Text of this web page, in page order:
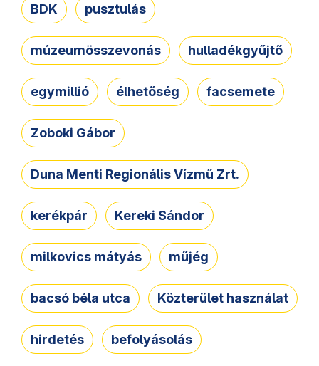
BDK pusztulás
múzeumösszevonás hulladékgyűjtő
egymillió élhetőség facsemete
Zoboki Gábor
Duna Menti Regionális Vízmű Zrt.
kerékpár Kereki Sándor
milkovics mátyás műjég
bacsó béla utca Közterület használat
hirdetés befolyásolás